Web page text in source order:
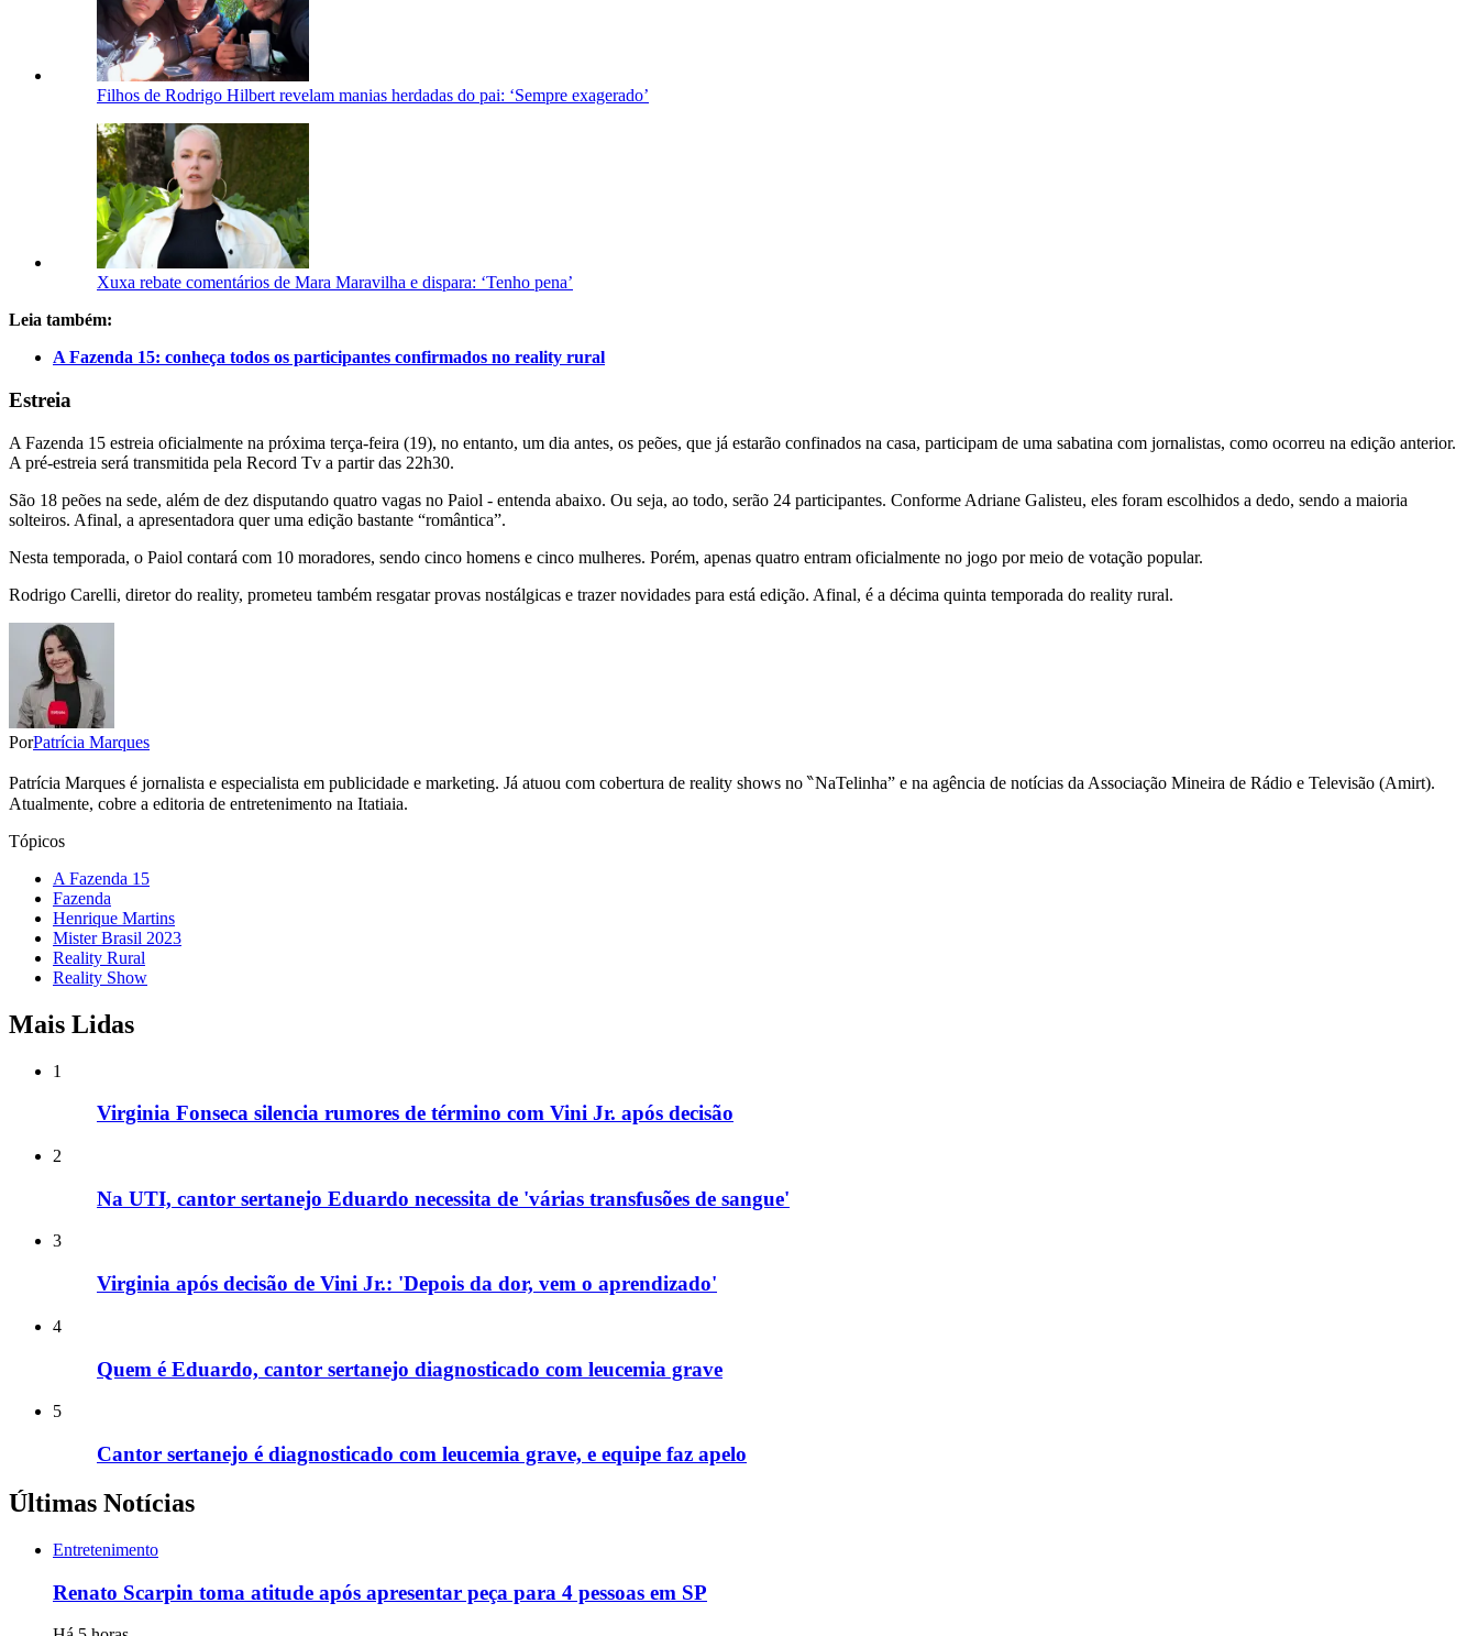
Filhos de Rodrigo Hilbert revelam manias herdadas do pai: ‘Sempre exagerado’
Xuxa rebate comentários de Mara Maravilha e dispara: ‘Tenho pena’
Leia também:
A Fazenda 15: conheça todos os participantes confirmados no reality rural
Estreia
A Fazenda 15 estreia oficialmente na próxima terça-feira (19), no entanto, um dia antes, os peões, que já estarão confinados na casa, participam de uma sabatina com jornalistas, como ocorreu na edição anterior.
A pré-estreia será transmitida pela Record Tv a partir das 22h30.
São 18 peões na sede, além de dez disputando quatro vagas no Paiol - entenda abaixo. Ou seja, ao todo, serão 24 participantes. Conforme Adriane Galisteu, eles foram escolhidos a dedo, sendo a maioria
solteiros. Afinal, a apresentadora quer uma edição bastante “romântica”.
Nesta temporada, o Paiol contará com 10 moradores, sendo cinco homens e cinco mulheres. Porém, apenas quatro entram oficialmente no jogo por meio de votação popular.
Rodrigo Carelli, diretor do reality, prometeu também resgatar provas nostálgicas e trazer novidades para está edição. Afinal, é a décima quinta temporada do reality rural.
PorPatrícia Marques
Patrícia Marques é jornalista e especialista em publicidade e marketing. Já atuou com cobertura de reality shows no ‶NaTelinha” e na agência de notícias da Associação Mineira de Rádio e Televisão (Amirt).
Atualmente, cobre a editoria de entretenimento na Itatiaia.
Tópicos
A Fazenda 15
Fazenda
Henrique Martins
Mister Brasil 2023
Reality Rural
Reality Show
Mais Lidas
1
Virginia Fonseca silencia rumores de término com Vini Jr. após decisão
2
Na UTI, cantor sertanejo Eduardo necessita de 'várias transfusões de sangue'
3
Virginia após decisão de Vini Jr.: 'Depois da dor, vem o aprendizado'
4
Quem é Eduardo, cantor sertanejo diagnosticado com leucemia grave
5
Cantor sertanejo é diagnosticado com leucemia grave, e equipe faz apelo
Últimas Notícias
Entretenimento
Renato Scarpin toma atitude após apresentar peça para 4 pessoas em SP